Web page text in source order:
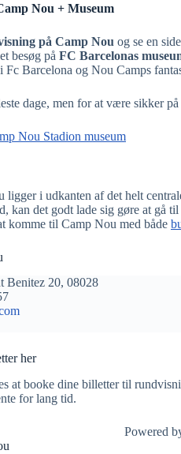
Nou + Museum
på Camp Nou og se en
besøg på FC Barcelonas
Barcelona og Nou Camps
dage, men for at være sikker
Nou Stadion museum
ligger i udkanten af det helt
kan det godt lade sig gøre at gå
komme til Camp Nou med både
Benitez 20, 08028
her
at booke dine billetter til
for lang tid.
Powered